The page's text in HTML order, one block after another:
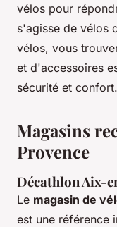
vélos pour
s'agisse de vélos
vélos, vous
et d'accessoires
sécurité et confort.
Magasins
Provence
Décathlon Aix-
Le magasin de
est une référence